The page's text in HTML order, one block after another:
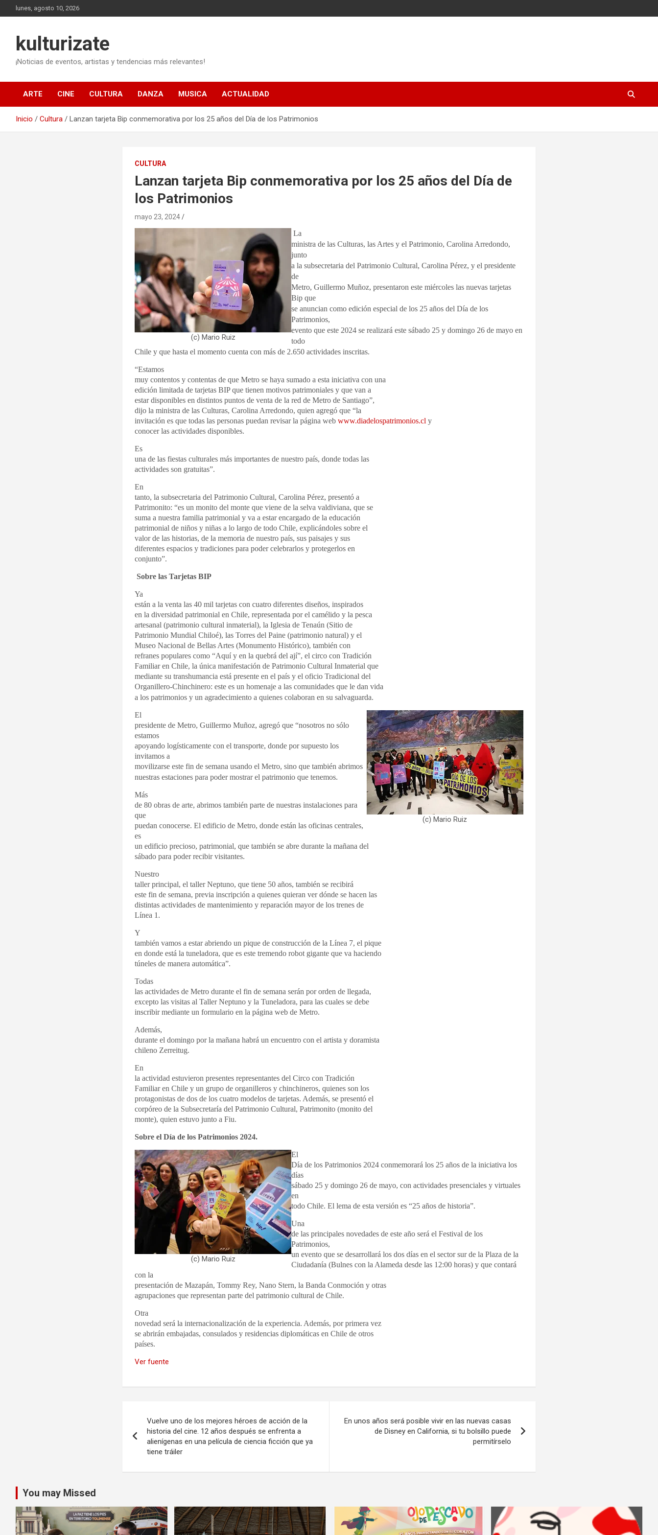
Saltar
al
lunes, agosto 10, 2026
kulturizate
¡Noticias de eventos, artistas y tendencias más relevantes!
ARTE CINE CULTURA DANZA MUSICA ACTUALIDAD
Inicio Cultura Lanzan tarjeta Bip conmemorativa por los 25 años del Día de los Patrimonios
CULTURA
Lanzan tarjeta Bip conmemorativa por los 25 años del Día de
los Patrimonios
mayo 23, 2024
(c) Mario Ruiz
La
ministra de las Culturas, las Artes y el Patrimonio, Carolina Arredondo,
junto
a la subsecretaria del Patrimonio Cultural, Carolina Pérez, y el presidente
de
Metro, Guillermo Muñoz, presentaron este miércoles las nuevas tarjetas
Bip que
se anuncian como edición especial de los 25 años del Día de los
Patrimonios,
evento que este 2024 se realizará este sábado 25 y domingo 26 de mayo en
todo
Chile y que hasta el momento cuenta con más de 2.650 actividades inscritas.
“Estamos
muy contentos y contentas de que Metro se haya sumado a esta iniciativa con una
edición limitada de tarjetas BIP que tienen motivos patrimoniales y que van a
estar disponibles en distintos puntos de venta de la red de Metro de Santiago”,
dijo la ministra de las Culturas, Carolina Arredondo, quien agregó que “la
invitación es que todas las personas puedan revisar la página webwww.diadelospatrimonios.cl y
conocer las actividades disponibles.
Es
una de las fiestas culturales más importantes de nuestro país, donde todas las
actividades son gratuitas”.
En
tanto, la subsecretaria del Patrimonio Cultural, Carolina Pérez, presentó a
Patrimonito: “es un monito del monte que viene de la selva valdiviana, que se
suma a nuestra familia patrimonial y va a estar encargado de la educación
patrimonial de niños y niñas a lo largo de todo Chile, explicándoles sobre el
valor de las historias, de la memoria de nuestro país, sus paisajes y sus
diferentes espacios y tradiciones para poder celebrarlos y protegerlos en
conjunto”.
Sobre las Tarjetas BIP
Ya
están a la venta las 40 mil tarjetas con cuatro diferentes diseños, inspirados
en la diversidad patrimonial en Chile, representada por el camélido y la pesca
artesanal (patrimonio cultural inmaterial), la Iglesia de Tenaún (Sitio de
Patrimonio Mundial Chiloé), las Torres del Paine (patrimonio natural) y el
Museo Nacional de Bellas Artes (Monumento Histórico), también con
refranes populares como “Aquí y en la quebrá del ají”, el circo con Tradición
Familiar en Chile, la única manifestación de Patrimonio Cultural Inmaterial que
mediante su transhumancia está presente en el país y el oficio Tradicional del
Organillero-Chinchinero: este es un homenaje a las comunidades que le dan vida
a los patrimonios y un agradecimiento a quienes colaboran en su salvaguarda.
(c) Mario Ruiz
El
presidente de Metro, Guillermo Muñoz, agregó que “nosotros no sólo
estamos
apoyando logísticamente con el transporte, donde por supuesto los
invitamos a
movilizarse este fin de semana usando el Metro, sino que también abrimos
nuestras estaciones para poder mostrar el patrimonio que tenemos.
Más
de 80 obras de arte, abrimos también parte de nuestras instalaciones para
que
puedan conocerse. El edificio de Metro, donde están las oficinas centrales,
es
un edificio precioso, patrimonial, que también se abre durante la mañana del
sábado para poder recibir visitantes.
Nuestro
taller principal, el taller Neptuno, que tiene 50 años, también se recibirá
este fin de semana, previa inscripción a quienes quieran ver dónde se hacen las
distintas actividades de mantenimiento y reparación mayor de los trenes de
Línea 1.
Y
también vamos a estar abriendo un pique de construcción de la Línea 7, el pique
en donde está la tuneladora, que es este tremendo robot gigante que va haciendo
túneles de manera automática”.
Todas
las actividades de Metro durante el fin de semana serán por orden de llegada,
excepto las visitas al Taller Neptuno y la Tuneladora, para las cuales se debe
inscribir mediante un formulario en la página web de Metro.
Además,
durante el domingo por la mañana habrá un encuentro con el artista y doramista
chileno Zerreitug.
En
la actividad estuvieron presentes representantes del Circo con Tradición
Familiar en Chile y un grupo de organilleros y chinchineros, quienes son los
protagonistas de dos de los cuatro modelos de tarjetas. Además, se presentó el
corpóreo de la Subsecretaría del Patrimonio Cultural, Patrimonito (monito del
monte), quien estuvo junto a Fiu.
Sobre el Día de los Patrimonios 2024.
(c) Mario Ruiz
El
Día de los Patrimonios 2024 conmemorará los 25 años de la iniciativa los
días
sábado 25 y domingo 26 de mayo, con actividades presenciales y virtuales
en
todo Chile. El lema de esta versión es “25 años de historia”.
Una
de las principales novedades de este año será el Festival de los
Patrimonios,
un evento que se desarrollará los dos días en el sector sur de la Plaza de la
Ciudadanía (Bulnes con la Alameda desde las 12:00 horas) y que contará
con la
presentación de Mazapán, Tommy Rey, Nano Stern, la Banda Conmoción y otras
agrupaciones que representan parte del patrimonio cultural de Chile.
Otra
novedad será la internacionalización de la experiencia. Además, por primera vez
se abrirán embajadas, consulados y residencias diplomáticas en Chile de otros
países.
Ver fuente
de
entradas
Vuelve uno de los mejores héroes de acción de la
historia del cine. 12 años después se enfrenta a
alienígenas en una película de ciencia ficción que ya
tiene tráiler
En unos años será posible vivir en las nuevas casas
de Disney en California, si tu bolsillo puede
permitírselo
You may Missed